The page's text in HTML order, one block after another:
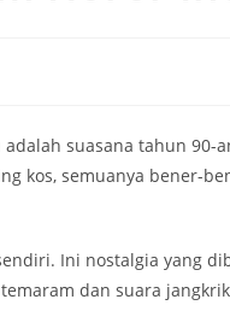
suasana tahun 90-
kos, semuanya bener-
Ini nostalgia yang
dan suara